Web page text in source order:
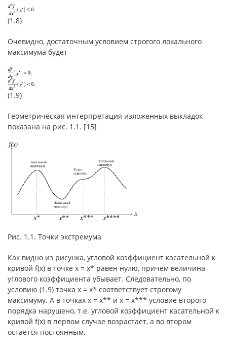
(1.8)
Очевидно, достаточным условием строгого локального
максимума будет
(1.9)
Геометрическая интерпретация изложенных выкладок
показана на рис. 1.1. [15]
Рис. 1.1. Точки экстремума
Как видно из рисунка, угловой коэффициент касательной к
кривой f(x) в точке х = x* равен нулю, причем величина
углового коэффициента убывает. Следовательно, по
условию (1.9) точка х = x* соответствует строгому
максимуму. А в точках х = x** и х = x*** условие второго
порядка нарушено, т.е. угловой коэффициент касательной к
кривой f(x) в первом случае возрастает, а во втором
остается постоянным.